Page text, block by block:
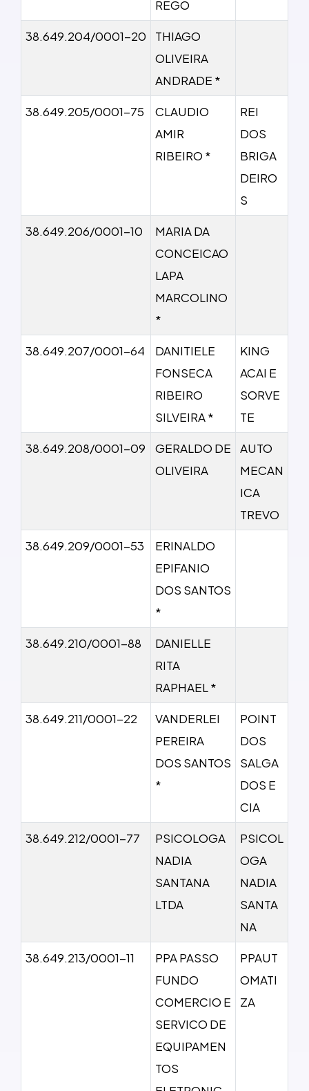
REGO
38.649.204/0001-20
THIAGO
OLIVEIRA
ANDRADE *
38.649.205/0001-75
CLAUDIO
AMIR
RIBEIRO *
REI
DOS
BRIGA
DEIRO
S
38.649.206/0001-10
MARIA DA
CONCEICAO
LAPA
MARCOLINO
*
38.649.207/0001-64
DANITIELE
FONSECA
RIBEIRO
SILVEIRA *
KING
ACAI E
SORVE
TE
38.649.208/0001-09
GERALDO DE
OLIVEIRA
AUTO
MECAN
ICA
TREVO
38.649.209/0001-53
ERINALDO
EPIFANIO
DOS SANTOS
*
38.649.210/0001-88
DANIELLE
RITA
RAPHAEL *
38.649.211/0001-22
VANDERLEI
PEREIRA
DOS SANTOS
*
POINT
DOS
SALGA
DOS E
CIA
38.649.212/0001-77
PSICOLOGA
NADIA
SANTANA
LTDA
PSICOL
OGA
NADIA
SANTA
NA
38.649.213/0001-11
PPA PASSO
FUNDO
COMERCIO E
SERVICO DE
EQUIPAMEN
TOS
PPAUT
OMATI
ZA